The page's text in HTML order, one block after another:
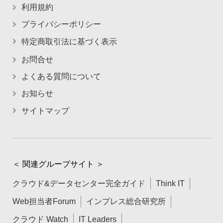
利用規約
プライバシーポリシー
特定商取引法に基づく表示
お問合せ
よくある質問について
お知らせ
サイトマップ
＜ 関連グループサイト ＞
クラウド&データセンター完全ガイド Think IT
Web担当者Forum インプレス総合研究所
クラウド Watch IT Leaders